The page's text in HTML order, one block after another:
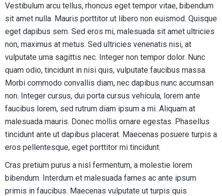
Vestibulum arcu tellus, rhoncus eget tempor vitae, bibendum
sit amet nulla. Mauris porttitor ut libero non euismod. Quisque
eget dapibus sem. Sed eros mi, malesuada sit amet ultricies
non, maximus at metus. Sed ultricies venenatis nisi, at
vulputate urna sagittis nec. Integer non tempor dolor. Nunc
quam odio, tincidunt in nisi quis, vulputate faucibus massa.
Morbi commodo convallis diam, nec dapibus nunc accumsan
non. Integer cursus, dui porta cursus vehicula, lorem ante
faucibus lorem, sed rutrum diam ipsum a mi. Aliquam at
malesuada mauris. Donec mollis ornare egestas. Phasellus
tincidunt ante ut dapibus placerat. Maecenas posuere turpis a
eros pellentesque, eget porttitor mi tincidunt.
Cras pretium purus a nisl fermentum, a molestie lorem
bibendum. Interdum et malesuada fames ac ante ipsum
primis in faucibus. Maecenas vulputate ut turpis quis